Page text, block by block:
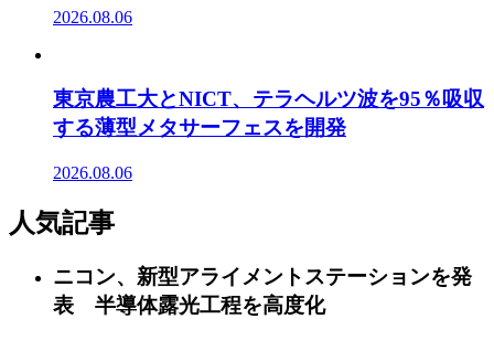
2026.08.06
東京農工大とNICT、テラヘルツ波を95％吸収
する薄型メタサーフェスを開発
2026.08.06
人気記事
ニコン、新型アライメントステーションを発
表 半導体露光工程を高度化